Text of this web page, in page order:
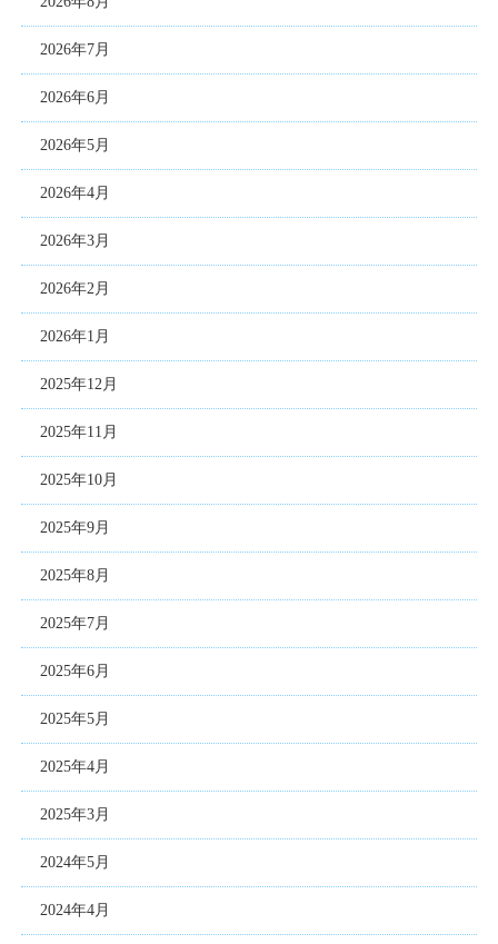
2026年7月
2026年6月
2026年5月
2026年4月
2026年3月
2026年2月
2026年1月
2025年12月
2025年11月
2025年10月
2025年9月
2025年8月
2025年7月
2025年6月
2025年5月
2025年4月
2025年3月
2024年5月
2024年4月